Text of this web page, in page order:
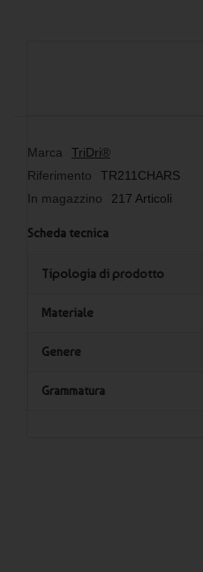
Marca
TriDri®
Riferimento
TR211CHARS
In magazzino
217 Articoli
Scheda tecnica
Tipologia di prodotto
Materiale
Genere
Grammatura